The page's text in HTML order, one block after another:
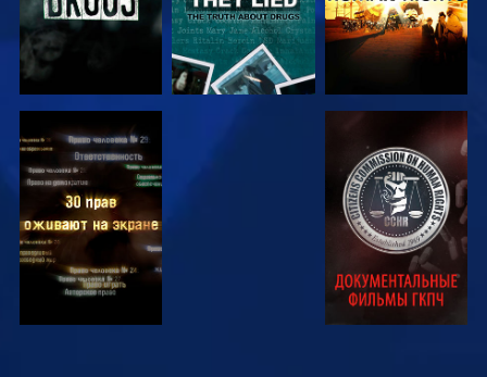
СМОТРЕТЬ СМОТРЕТЬ